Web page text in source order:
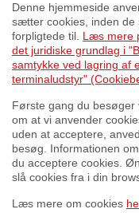
Denne hjemmeside
sætter cookies, inden
forpligtede til. Læs mere
det juridiske grundlag i
samtykke ved lagring af
terminaludstyr"
Første gang du besøger
om at vi anvender
uden at acceptere,
besøg. Informationen
du acceptere cookies.
slå cookies fra i din
Læs mere om cookies